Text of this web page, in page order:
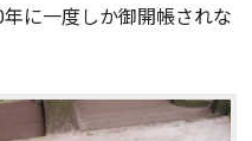
に一度しか御開帳されな